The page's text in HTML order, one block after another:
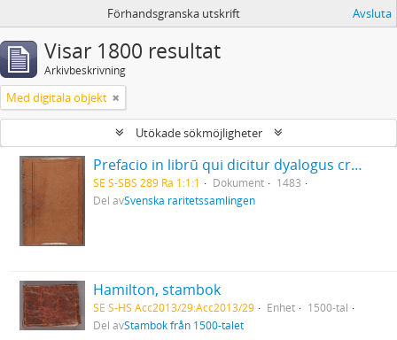
Förhandsgranska utskrift Avsluta
Visar 1800 resultat
Arkivbeskrivning
Med digitala objekt
Utökade sökmöjligheter
Prefacio in librū qui dicitur dyalogus creaturar[um] moralizatus omni materie morali iocundo et edificatiuo modo applicabilis. - 1483
SE S-SBS 289 Ra 1:1:1 Dokument
1483
Del avSvenska raritetssamlingen
Hamilton, stambok
SE S-HS Acc2013/29:Acc2013/29 Enhet
1500-tal
Del avStambok från 1500-talet